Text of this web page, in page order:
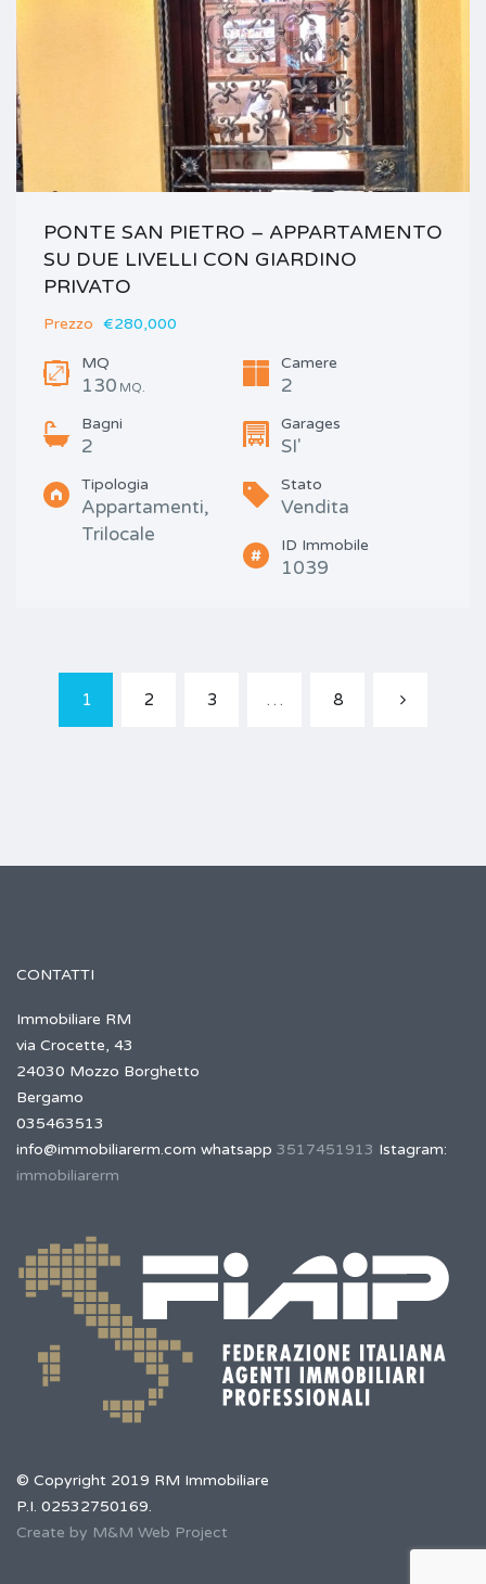
PONTE SAN PIETRO – APPARTAMENTO
SU DUE LIVELLI CON GIARDINO
PRIVATO
Prezzo €280,000
MQ
130 MQ.
Camere
2
Bagni
2
Garages
SI'
Tipologia
Appartamenti,
Trilocale
Stato
Vendita
ID Immobile
1039
1 2 3 … 8
CONTATTI
Immobiliare RM
via Crocette, 43
24030 Mozzo Borghetto
Bergamo
035463513
info@immobiliarerm.com whatsapp 3517451913 Istagram:
immobiliarerm
© Copyright 2019 RM Immobiliare
P.I. 02532750169.
Create by M&M Web Project